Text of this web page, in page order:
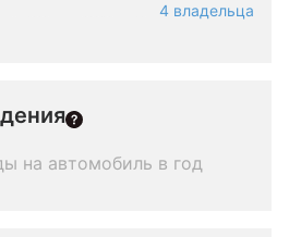
4 владельца
на автомобиль в год